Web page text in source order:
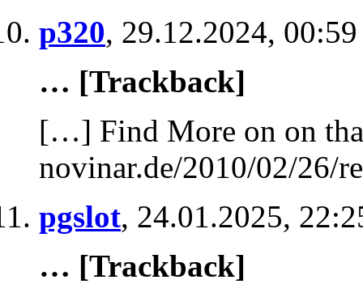
p320, 29.12.2024, 00:59
… [Trackback]
[…] Find More on on
novinar.de/2010/02/
pgslot, 24.01.2025,
… [Trackback]